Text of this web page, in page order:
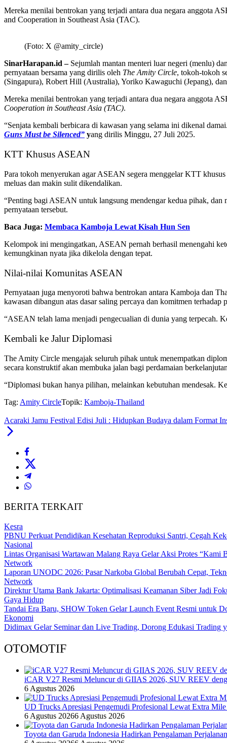
Mereka menilai bentrokan yang terjadi antara dua negara anggota
and Cooperation in Southeast Asia (TAC).
(Foto: X @amity_circle)
SinarHarapan.id –Sejumlah mantan menteri luar negeri (menlu)
pernyataan bersama yang dirilis oleh The Amity Circle, tokoh-tokoh
(Singapura), Robert Hill (Australia), Yoriko Kawaguchi (Jepang),
Mereka menilai bentrokan yang terjadi antara dua negara anggota
Cooperation in Southeast Asia (TAC).
“Senjata kembali berbicara di kawasan yang selama ini dikenal
Guns Must be Silenced” yang dirilis Minggu, 27 Juli 2025.
KTT Khusus ASEAN
Para tokoh menyerukan agar ASEAN segera menggelar KTT
meluas dan makin sulit dikendalikan.
“Penting bagi ASEAN untuk langsung mendengar kedua pihak,
pernyataan tersebut.
Baca Juga: Membaca Kamboja Lewat Kisah Hun Sen
Kelompok ini mengingatkan, ASEAN pernah berhasil menengahi
kemungkinan nyata jika dikelola dengan tepat.
Nilai-nilai Komunitas ASEAN
Pernyataan juga menyoroti bahwa bentrokan antara Kamboja dan
kawasan dibangun atas dasar saling percaya dan komitmen terhadap
“ASEAN telah lama menjadi pengecualian di dunia yang terpecah.
Kembali ke Jalur Diplomasi
The Amity Circle mengajak seluruh pihak untuk menempatkan
secara konstruktif akan membuka jalan bagi perdamaian
“Diplomasi bukan hanya pilihan, melainkan kebutuhan mendesak.
Tag: Amity CircleTopik: Kamboja-Thailand
Acaraki Jamu Festival Edisi Juli : Hidupkan Budaya dalam Format
BERITA TERKAIT
Kesra
PBNU Perkuat Pendidikan Kesehatan Reproduksi Santri, Cegah
Nasional
Lintas Organisasi Wartawan Malang Raya Gelar Aksi Protes “Kami
Network
Laporan UNODC 2026: Pasar Narkoba Global Berubah Cepat,
Network
Direktur Utama Bank Jakarta: Optimalisasi Keamanan Siber Jadi
Gaya Hidup
Tandai Era Baru, SHOW Token Gelar Launch Event Resmi untuk
Ekonomi
Didimax Gelar Seminar dan Live Trading, Dorong Edukasi Trading
OTOMOTIF
iCAR V27 Resmi Meluncur di GIIAS 2026, SUV REEV
6 Agustus 2026
UD Trucks Apresiasi Pengemudi Profesional Lewat Extra
6 Agustus 20266 Agustus 2026
Toyota dan Garuda Indonesia Hadirkan Pengalaman